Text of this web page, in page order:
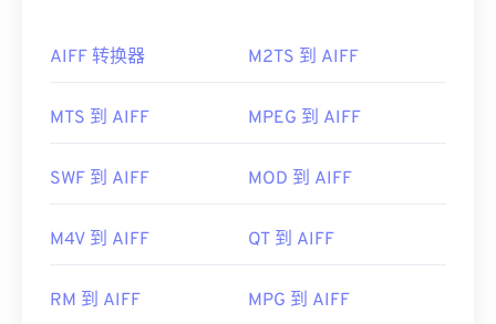
在某些设备上，尤其是移动设备，打开此文件类型可
能会出现问题。MP4 是一个包含各种数据的容器，
的数据（音频或视频编解码器）与设备的操作系统不
器。
标准：ISO/IEC 14496
首次发行：1999年
如何打开 AIFF 文件？
iTunes中打开，具体取决于操作系统。其他可以打开
Winamp 和 Elmedia Player
。
需要转换 AIFF 文件（例如 MP3 文件）才能打开。
开发者： Apple Inc.
AIFF 转换器 M2TS 到 AIFF
MTS 到 AIFF MPEG 到 AIFF
SWF 到 AIFF MOD 到 AIFF
M4V 到 AIFF QT 到 AIFF
RM 到 AIFF MPG 到 AIFF